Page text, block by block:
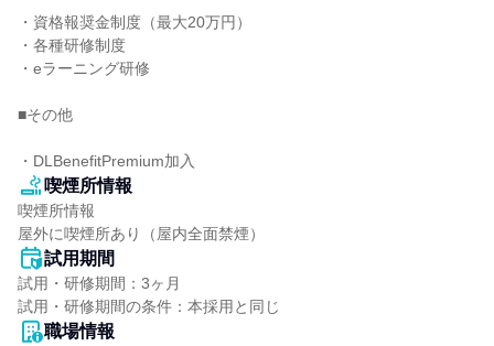
・資格報奨金制度（最大20万円）
・各種研修制度
・eラーニング研修
■その他
・DLBenefitPremium加入
喫煙所情報
喫煙所情報
屋外に喫煙所あり（屋内全面禁煙）
試用期間
試用・研修期間：3ヶ月
職場情報